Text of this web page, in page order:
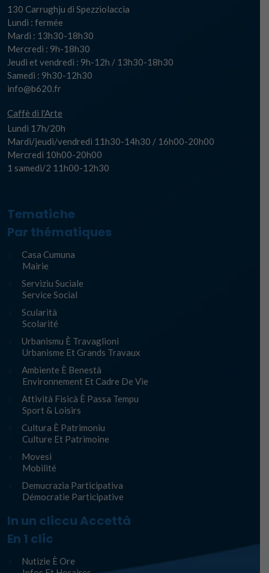
130 Carrughju di Spezziolaccia
Lundi : fermée
Mardi : 13h30-18h30
Mercredi : 9h-18h30
Jeudi et vendredi : 9h-12h / 13h30-18h30
Samedi : 9h30-12h30
info@b620.fr
Caffè di l'Arte
Lundi 17h/20h
Mardi/jeudi/vendredi 11h30-14h30 / 16h00-20h00
Mercredi 10h00-20h00
1 samedi/2 11h00-12h30
Tematiche
Par thématiques
Casa Cumuna
Mairie
Serviziu Suciale
Service Social
Scularità
Scolarité
Urbanismu È Travaglioni
Urbanisme Et Grands Travaux
Ambiente È Benestà
Environnement Et Cadre De Vie
Attività Fisicà È Passa Tempu
Sport & Loisirs
Cultura È Patrimoniu
Culture Et Patrimoine
Movesi
Mobilité
Demucrazia Participativa
Démocratie Participative
In un cliccu Accettà
En 1 clic
Nutizie È Ore